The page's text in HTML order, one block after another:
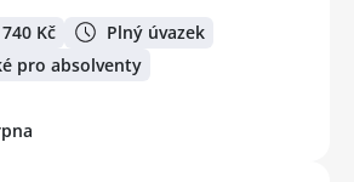
Kč
Plný úvazek
pro absolventy